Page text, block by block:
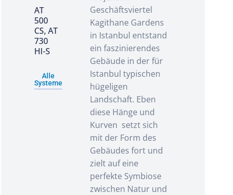
AT
500
CS, AT
730
HI-S
Alle
Systeme
Geschäftsviertel
Kagithane Gardens
in Istanbul entstand
ein faszinierendes
Gebäude in der für
Istanbul typischen
hügeligen
Landschaft. Eben
diese Hänge und
Kurven setzt sich
mit der Form des
Gebäudes fort und
zielt auf eine
perfekte Symbiose
zwischen Natur und